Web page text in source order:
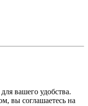
вашего удобства.
вы соглашаетесь на